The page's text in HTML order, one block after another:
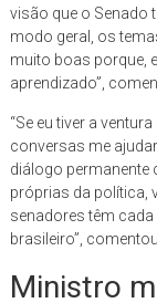
visão que o Senado
modo geral, os
muito boas porque,
aprendizado”,
“Se eu tiver a
conversas me
diálogo permanente
próprias da política,
senadores têm
brasileiro”, comentou.
Ministro